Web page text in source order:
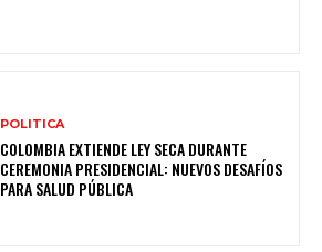
POLITICA
COLOMBIA EXTIENDE LEY SECA DURANTE
CEREMONIA PRESIDENCIAL: NUEVOS DESAFÍOS
PARA SALUD PÚBLICA